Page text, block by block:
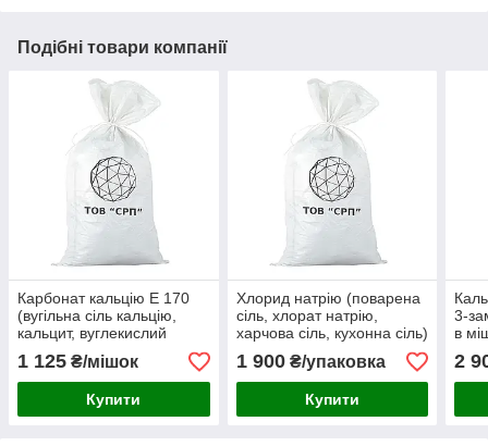
Подібні товари компанії
Карбонат кальцію E 170
(вугільна сіль кальцію,
кальцит, вуглекислий
кальцій) в мішках 25кг
1 125 ₴/мішок
Купити
Хлорид натрію (поварена
сіль, хлорат натрію,
харчова сіль, кухонна сіль)
в мішках 100 кг
1 900₴/упаковка
Купити
3-
в
2